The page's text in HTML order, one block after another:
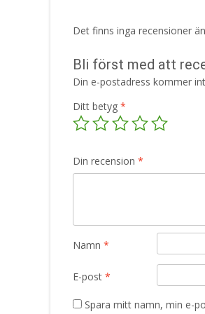
Det finns inga recensioner
Bli först med att
Din e-postadress kommer
Ditt betyg *
Din recension *
Namn *
E-post *
Spara mitt namn, min e-